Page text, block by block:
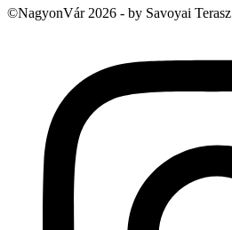
©NagyonVár 2026 - by Savoyai Terasz